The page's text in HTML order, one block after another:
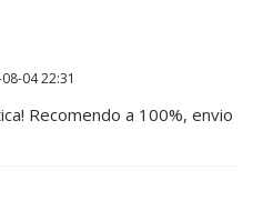
04 22:31
Recomendo a 100%, envio